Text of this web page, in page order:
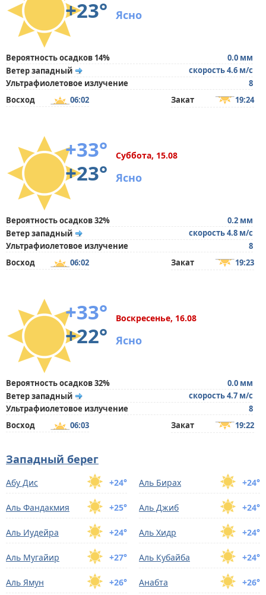
+23°
Ясно
Вероятность осадков 14%
0.0 мм
Ветер западный
скорость 4.6 м/с
Ультрафиолетовое излучение
8
Восход
06:02 Закат 19:24
+33°
+23°
Суббота, 15.08
Ясно
Вероятность осадков 32%
0.2 мм
Ветер западный
скорость 4.8 м/с
Ультрафиолетовое излучение
8
Восход
06:02 Закат 19:23
+33°
+22°
Воскресенье, 16.08
Ясно
Вероятность осадков 32%
0.0 мм
Ветер западный
скорость 4.7 м/с
Ультрафиолетовое излучение
8
Восход
06:03 Закат 19:22
Западный берег
+24°
Абу Дис +24°
Аль Бирах
+25°
Аль Фандакмия +24°
Аль Джиб
+24°
Аль Иудейра +24°
Аль Хидр
+27°
Аль Мугайир +24°
Аль Кубайба
+26°
Аль Ямун +26°
Анабта